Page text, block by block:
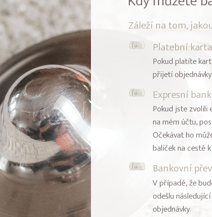
Záleží na tom,
Platební karta
Pokud platíte
přijetí
Expresní
Pokud jste zvolili
na mém účtu,
Očekávat ho
balíček na cestě
Bankovní
V případě, že
odešlu
objednávky.